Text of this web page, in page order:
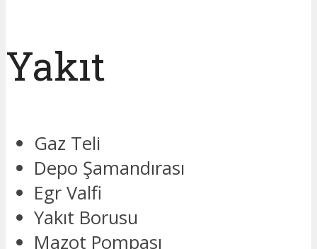
Yakıt
Gaz Teli
Depo Şamandırası
Egr Valfi
Yakıt Borusu
Mazot Pompası